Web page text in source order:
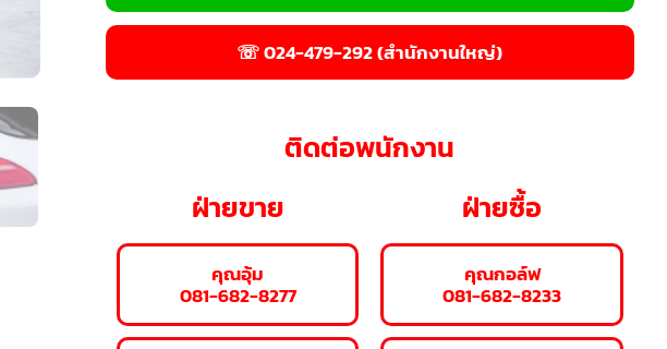
☏ 024-479-292 (สำนักงานใหญ่)
ติดต่อพนักงาน
ฝ่ายขาย
คุณอุ้ม
081-682-8277
ฝ่ายซื้อ
คุณกอล์ฟ
081-682-8233